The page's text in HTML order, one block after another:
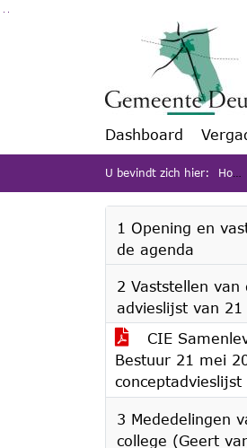
Ga naar de inhoud van deze
Dashboard
U bevindt zich hier: Home
1 Opening en
de agenda
2 Vaststellen van
advieslijst van
CIE
Bestuur 21 mei
conceptadvieslijst
3 Mededelingen
college (Geert